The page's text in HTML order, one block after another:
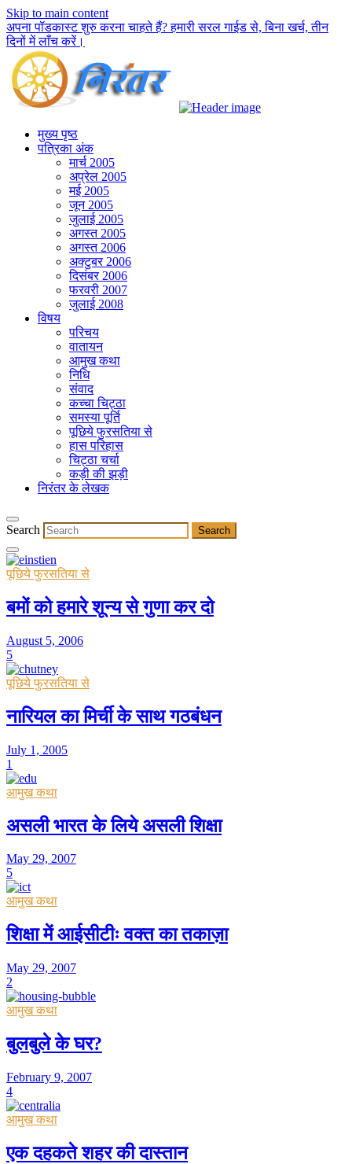
Skip to main content
अपना पॉडकास्ट शुरु करना चाहते हैं? हमारी सरल गाईड से, बिना खर्च, तीन
दिनों में लाँच करें।
मुख्य पृष्ठ
पत्रिका अंक
मार्च 2005
अप्रेल 2005
मई 2005
जून 2005
जुलाई 2005
अगस्त 2005
अगस्त 2006
अक्टुबर 2006
दिसंबर 2006
फरवरी 2007
जुलाई 2008
विषय
परिचय
वातायन
आमुख कथा
निधि
संवाद
कच्चा चिट्ठा
समस्या पूर्ति
पूछिये फुरसतिया से
हास परिहास
चिट्ठा चर्चा
कड़ी की झड़ी
निरंतर के लेखक
Search
पूछिये फुरसतिया से
बमों को हमारे शून्य से गुणा कर दो
August 5, 2006
5
पूछिये फुरसतिया से
नारियल का मिर्ची के साथ गठबंधन
July 1, 2005
1
आमुख कथा
असली भारत के लिये असली शिक्षा
May 29, 2007
5
आमुख कथा
शिक्षा में आईसीटीः वक्त का तकाज़ा
May 29, 2007
2
आमुख कथा
बुलबुले के घर?
February 9, 2007
4
आमुख कथा
एक दहकते शहर की दास्तान